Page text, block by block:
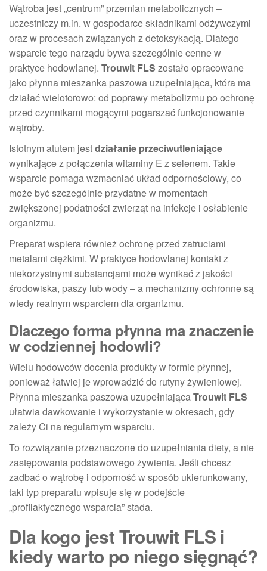
Wątroba jest „centrum” przemian metabolicznych –
uczestniczy m.in. w gospodarce składnikami odżywczymi
oraz w procesach związanych z detoksykacją. Dlatego
wsparcie tego narządu bywa szczególnie cenne w
praktyce hodowlanej. Trouwit FLS zostało opracowane
jako płynna mieszanka paszowa uzupełniająca, która ma
działać wielotorowo: od poprawy metabolizmu po ochronę
przed czynnikami mogącymi pogarszać funkcjonowanie
wątroby.
Istotnym atutem jestdziałanie przeciwutleniające
wynikające z połączenia witaminy E z selenem. Takie
wsparcie pomaga wzmacniać układ odpornościowy, co
może być szczególnie przydatne w momentach
zwiększonej podatności zwierząt na infekcje i osłabienie
organizmu.
Preparat wspiera również ochronę przed zatruciami
metalami ciężkimi. W praktyce hodowlanej kontakt z
niekorzystnymi substancjami może wynikać z jakości
środowiska, paszy lub wody – a mechanizmy ochronne są
wtedy realnym wsparciem dla organizmu.
Dlaczego forma płynna ma znaczenie
w codziennej hodowli?
Wielu hodowców docenia produkty w formie płynnej,
ponieważ łatwiej je wprowadzić do rutyny żywieniowej.
Płynna mieszanka paszowa uzupełniającaTrouwit FLS
ułatwia dawkowanie i wykorzystanie w okresach, gdy
zależy Ci na regularnym wsparciu.
To rozwiązanie przeznaczone do uzupełniania diety, a nie
zastępowania podstawowego żywienia. Jeśli chcesz
zadbać o wątrobę i odporność w sposób ukierunkowany,
taki typ preparatu wpisuje się w podejście
„profilaktycznego wsparcia” stada.
Dla kogo jest Trouwit FLS i
kiedy warto po niego sięgnąć?